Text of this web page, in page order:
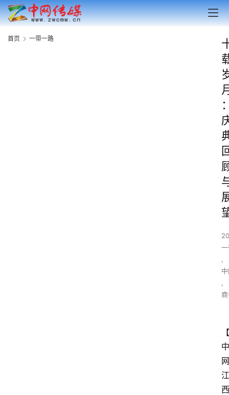
首页 一带一路
,
,
【
中
网
江
西